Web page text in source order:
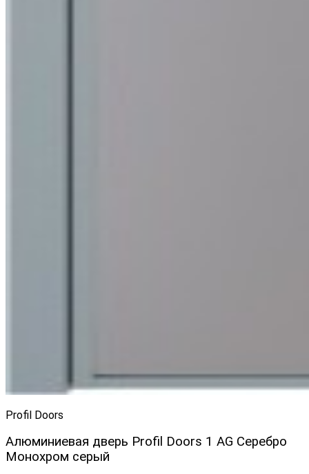
Profil Doors
Алюминиевая дверь Profil Doors 1 AG Серебро
Монохром серый